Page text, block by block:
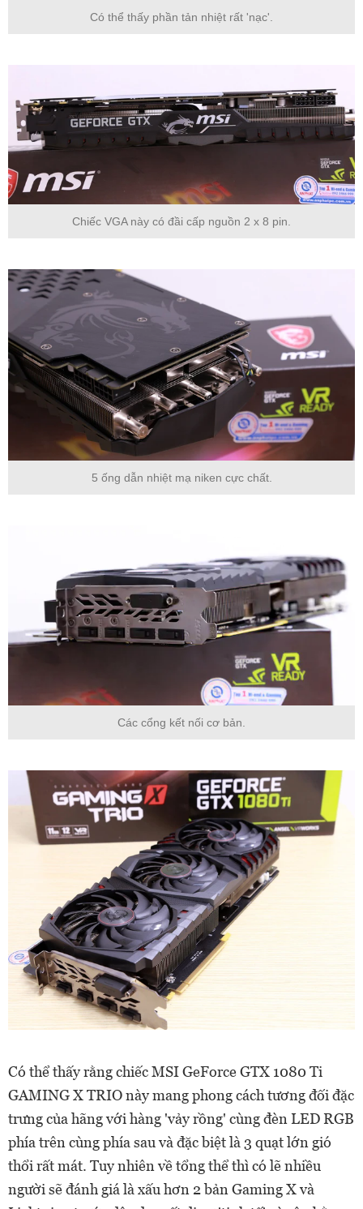
Có thể thấy phần tản nhiệt rất 'nạc'.
Chiếc VGA này có đầi cấp nguồn 2 x 8 pin.
5 ống dẫn nhiệt mạ niken cực chất.
Các cổng kết nối cơ bản.
Có thể thấy rằng chiếc MSI GeForce GTX 1080 Ti
GAMING X TRIO này mang phong cách tương đối đặc
trưng của hãng với hàng 'vảy rồng' cùng đèn LED RGB
phía trên cùng phía sau và đặc biệt là 3 quạt lớn gió
thổi rất mát. Tuy nhiên về tổng thể thì có lẽ nhiều
người sẽ đánh giá là xấu hơn 2 bản Gaming X và